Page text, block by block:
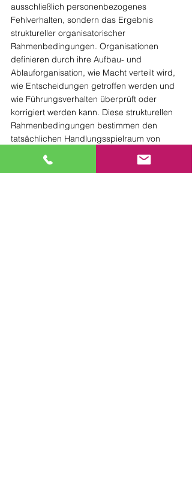
ausschließlich personenbezogenes
Fehlverhalten, sondern das Ergebnis
struktureller organisatorischer
Rahmenbedingungen. Organisationen
definieren durch ihre Aufbau- und
Ablauforganisation, wie Macht verteilt wird,
wie Entscheidungen getroffen werden und
wie Führungsverhalten überprüft oder
korrigiert werden kann. Diese strukturellen
Rahmenbedingungen bestimmen den
tatsächlichen Handlungsspielraum von
Führungskräften und beeinflussen direkt
die Wahrscheinlichkeit, dass Macht